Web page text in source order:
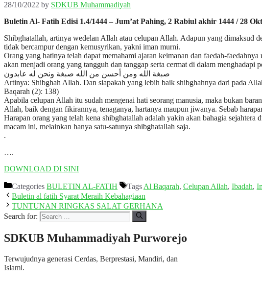
28/10/2022 by SDKUB Muhammadiyah
Buletin Al- Fatih Edisi 1.4/1444 – Jum’at Pahing, 2 Rabiul akhir 1444 / 28
Shibghatallah, artinya wedelan Allah atau celupan Allah. Adapun yang
tidak bercampur dengan kemusyrikan, yakni iman murni.
Orang yang hatinya telah dapat memahami ajaran keimanan dan faedah-
akan menjadi orang yang tangguh dan tanggap serta cermat di dalam menghadapi
صبغة الله ومن أحسن من الله صبغة ونحن له عابدون
Artinya: Shibghah Allah. Dan siapakah yang lebih baik shibghahnya dari pada
Baqarah (2): 138)
Apabila celupan Allah itu sudah mengenai hati seorang manusia, maka bukan
Allah, baik dengan fikirannya, tenaganya, hartanya maupun jiwanya. Sebab
Harapan orang yang telah kena shibghatallah adalah yakin akan bahagia
macam ini, melainkan hanya satu-satunya shibghatallah saja.
.
….
DOWNLOAD DI SINI
Categories BULETIN AL-FATIH TagsAl Baqarah, Celupan Allah, Ibadah,
Buletin al fatih Syarat Meraih Kebahagiaan
TUNTUNAN RINGKAS SALAT GERHANA
Search for:
SDKUB Muhammadiyah Purworejo
Terwujudnya generasi Cerdas, Berprestasi, Mandiri, dan
Islami.